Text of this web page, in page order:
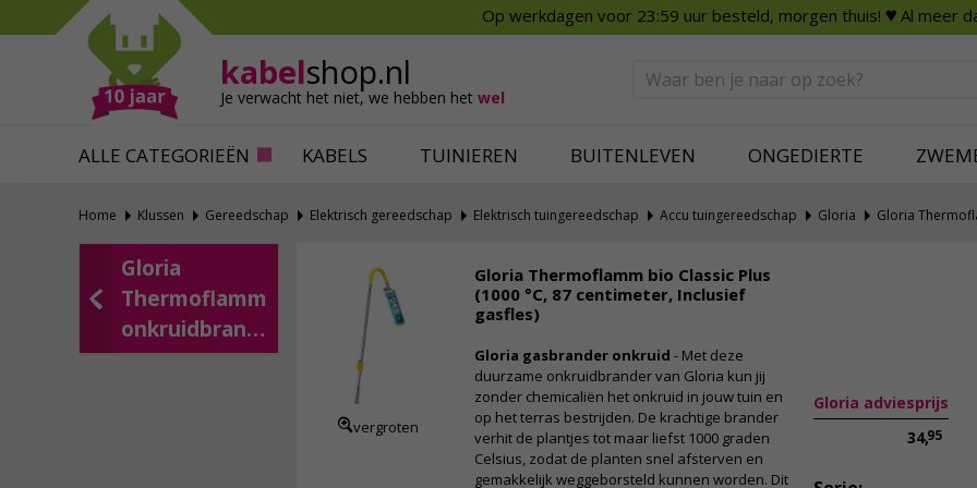
Op werkdagen voor 23:59 uur besteld, morgen thuis! ♥ Al meer
kabelshop.nl
Je verwacht het niet, we hebben het wel
ALLE CATEGORIEËN KABELS TUINIEREN BUITENLEVEN ONGEDIERTE
Mollen verjagen
Slakken bestrijden
Katten verjagen
Alles tegen ongedierte
Verfbenodigdheden
Behangbenodigdheden
Ventilatie
Smart Home
Deurbellen
Slimme
Home Klussen Gereedschap Elektrisch gereedschap Elektrisch tuingereedschap Accu tuingereedschap Gloria Gloria
Gloria
Thermoflamm
onkruidbranders
vergroten
Gloria Thermoflamm bio Classic Plus
(1000 °C, 87 centimeter, Inclusief
gasfles)
Gloria gasbrander onkruid- Met deze
duurzame onkruidbrander van Gloria kun jij
zonder chemicaliën het onkruid in jouw tuin en
op het terras bestrijden. De krachtige brander
verhit de plantjes tot maar liefst 1000 graden
Celsius, zodat de planten snel afsterven en
gemakkelijk weggeborsteld kunnen worden. Dit
Gloria adviesprijs
34,95